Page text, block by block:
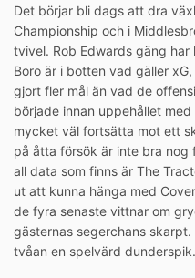
Det börjar bli dags att dra
Championship och i
tvivel. Rob Edwards gäng
Boro är i botten vad gäller
gjort fler mål än vad de
började innan uppehållet
mycket väl fortsätta mot ett
på åtta försök är inte bra nog
all data som finns är The
ut att kunna hänga med
de fyra senaste vittnar om
gästernas segerchans
tvåan en spelvärd dunderspik.